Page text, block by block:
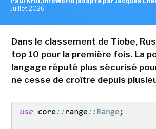
Juillet 2026
Dans le classement de Tiobe,
top 10 pour la première fois. La
langage réputé plus sécurisé
ne cesse de croître depuis